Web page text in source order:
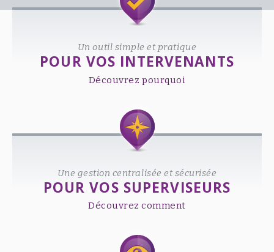
Un outil simple et pratique
POUR VOS INTERVENANTS
Découvrez pourquoi
Une gestion centralisée et sécurisée
POUR VOS SUPERVISEURS
Découvrez comment